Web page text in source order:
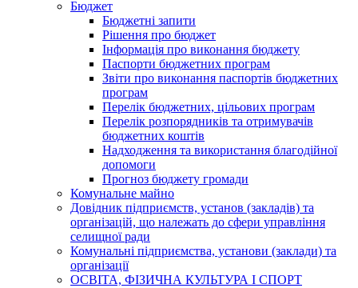
Бюджет
Бюджетні запити
Рішення про бюджет
Інформація про виконання бюджету
Паспорти бюджетних програм
Звіти про виконання паспортів бюджетних
програм
Перелік бюджетних, цільових програм
Перелік розпорядників та отримувачів
бюджетних коштів
Надходження та використання благодійної
допомоги
Прогноз бюджету громади
Комунальне майно
Довідник підприємств, установ (закладів) та
організацій, що належать до сфери управління
селищної ради
Комунальні підприємства, установи (заклади) та
організації
ОСВІТА, ФІЗИЧНА КУЛЬТУРА І СПОРТ